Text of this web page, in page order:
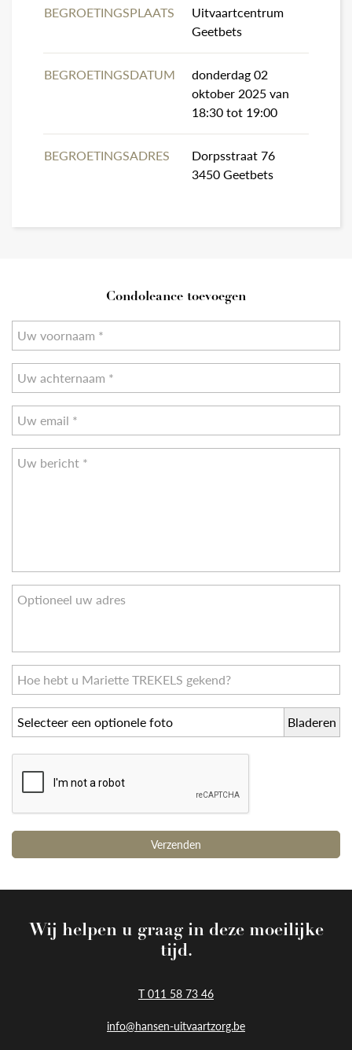
BEGROETINGSPLAATS
Uitvaartcentrum
Geetbets
BEGROETINGSDATUM
donderdag 02
oktober 2025 van
18:30 tot 19:00
BEGROETINGSADRES
Dorpsstraat 76
3450 Geetbets
Condoleance toevoegen
Selecteer een optionele foto
Wij helpen u graag in deze moeilijke
tijd.
T 011 58 73 46
info@hansen-uitvaartzorg.be